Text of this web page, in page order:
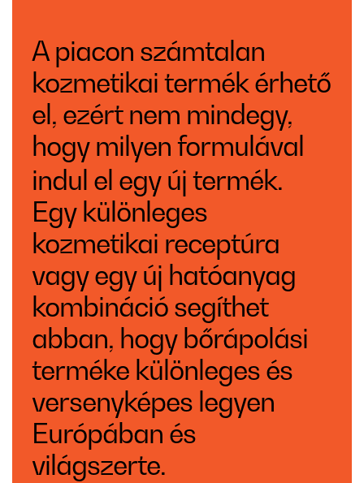
A piacon számtalan
kozmetikai termék érhető
el, ezért nem mindegy,
hogy milyen formulával
indul el egy új termék.
Egy különleges
kozmetikai receptúra
vagy egy új hatóanyag
kombináció segíthet
abban, hogy bőrápolási
terméke különleges és
versenyképes legyen
Európában és
világszerte.